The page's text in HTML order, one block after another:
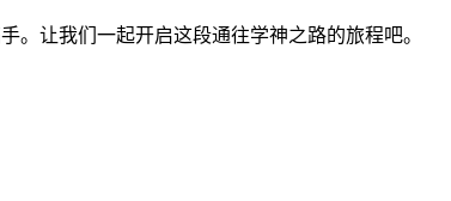
让我们一起开启这段通往学神之路的旅程吧。